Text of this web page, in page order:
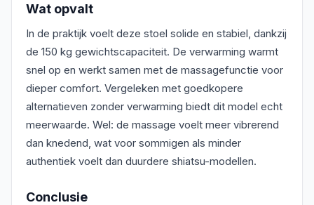
Wat opvalt
In de praktijk voelt deze stoel solide en stabiel, dankzij
de 150 kg gewichtscapaciteit. De verwarming warmt
snel op en werkt samen met de massagefunctie voor
dieper comfort. Vergeleken met goedkopere
alternatieven zonder verwarming biedt dit model echt
meerwaarde. Wel: de massage voelt meer vibrerend
dan knedend, wat voor sommigen als minder
authentiek voelt dan duurdere shiatsu-modellen.
Conclusie